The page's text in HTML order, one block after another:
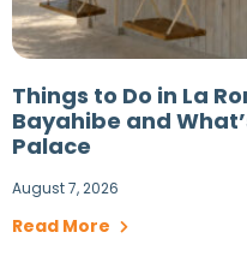
Things to Do in La
Bayahibe and
Palace
August 7, 2026
Read More